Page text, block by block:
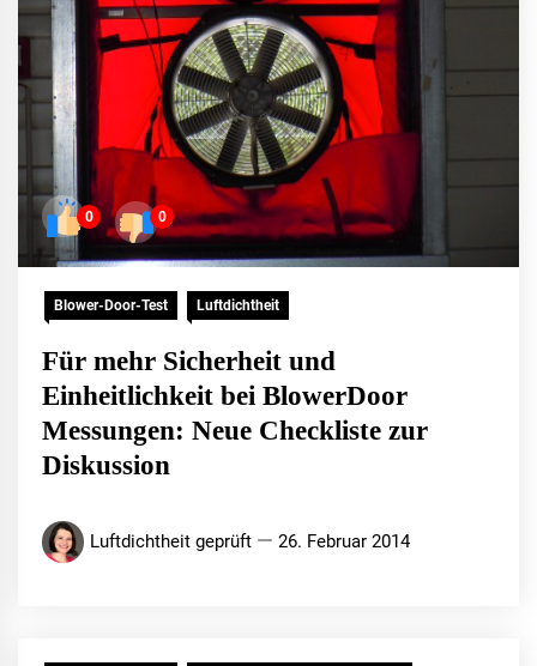
0 0
Blower-Door-Test Luftdichtheit
Für mehr Sicherheit und
Einheitlichkeit bei BlowerDoor
Messungen: Neue Checkliste zur
Diskussion
Luftdichtheit geprüft 26. Februar 2014